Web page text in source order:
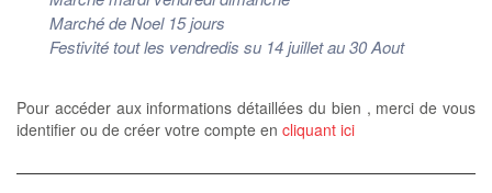
Marché de Noel 15 jours
Festivité tout les vendredis su 14 juillet au 30 Aout
Pour accéder aux informations détaillées du bien , merci de vous
identifier ou de créer votre compte en cliquant ici